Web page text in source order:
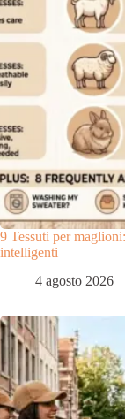
9 Tessuti per
intelligenti
4 agosto 2026